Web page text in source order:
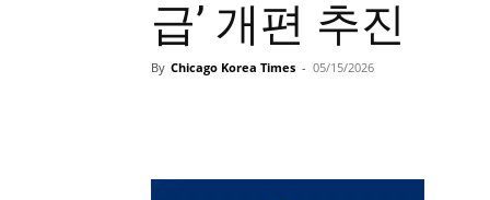
급’ 개편 추진
By Chicago Korea Times - 05/15/2026